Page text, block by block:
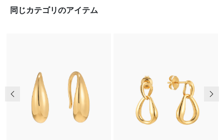
同じカテゴリのアイテム
前の画像